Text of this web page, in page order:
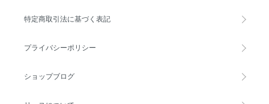
特定商取引法に基づく表記
プライバシーポリシー
ショップブログ